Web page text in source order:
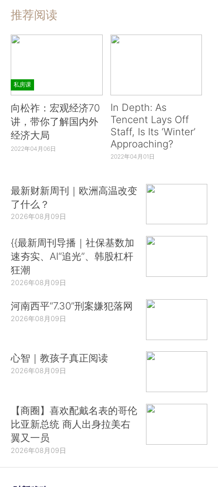
推荐阅读
私房课
向松祚：宏观经济70
讲，带你了解国内外
经济大局
2022年04月06日
In Depth: As
Tencent Lays Off
Staff, Is Its ‘Winter’
Approaching?
2022年04月01日
最新财新周刊｜欧洲高温改变
了什么？
2026年08月09日
{{最新周刊导播｜社保基数加
速夯实、AI“追光”、韩股杠杆
狂潮
2026年08月09日
河南西平“7.30”刑案嫌犯落网
2026年08月09日
心智｜教孩子真正阅读
2026年08月09日
【商圈】喜欢配戴名表的哥伦
比亚新总统 商人出身拉美右
翼又一员
2026年08月09日